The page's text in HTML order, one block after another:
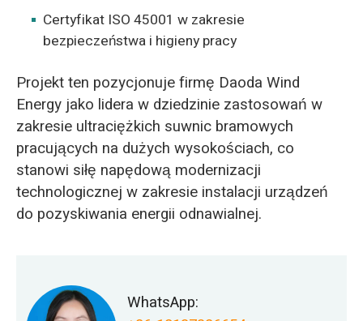
Certyfikat ISO 45001 w zakresie
bezpieczeństwa i higieny pracy
Projekt ten pozycjonuje firmę Daoda Wind
Energy jako lidera w dziedzinie zastosowań w
zakresie ultraciężkich suwnic bramowych
pracujących na dużych wysokościach, co
stanowi siłę napędową modernizacji
technologicznej w zakresie instalacji urządzeń
do pozyskiwania energii odnawialnej.
WhatsApp: